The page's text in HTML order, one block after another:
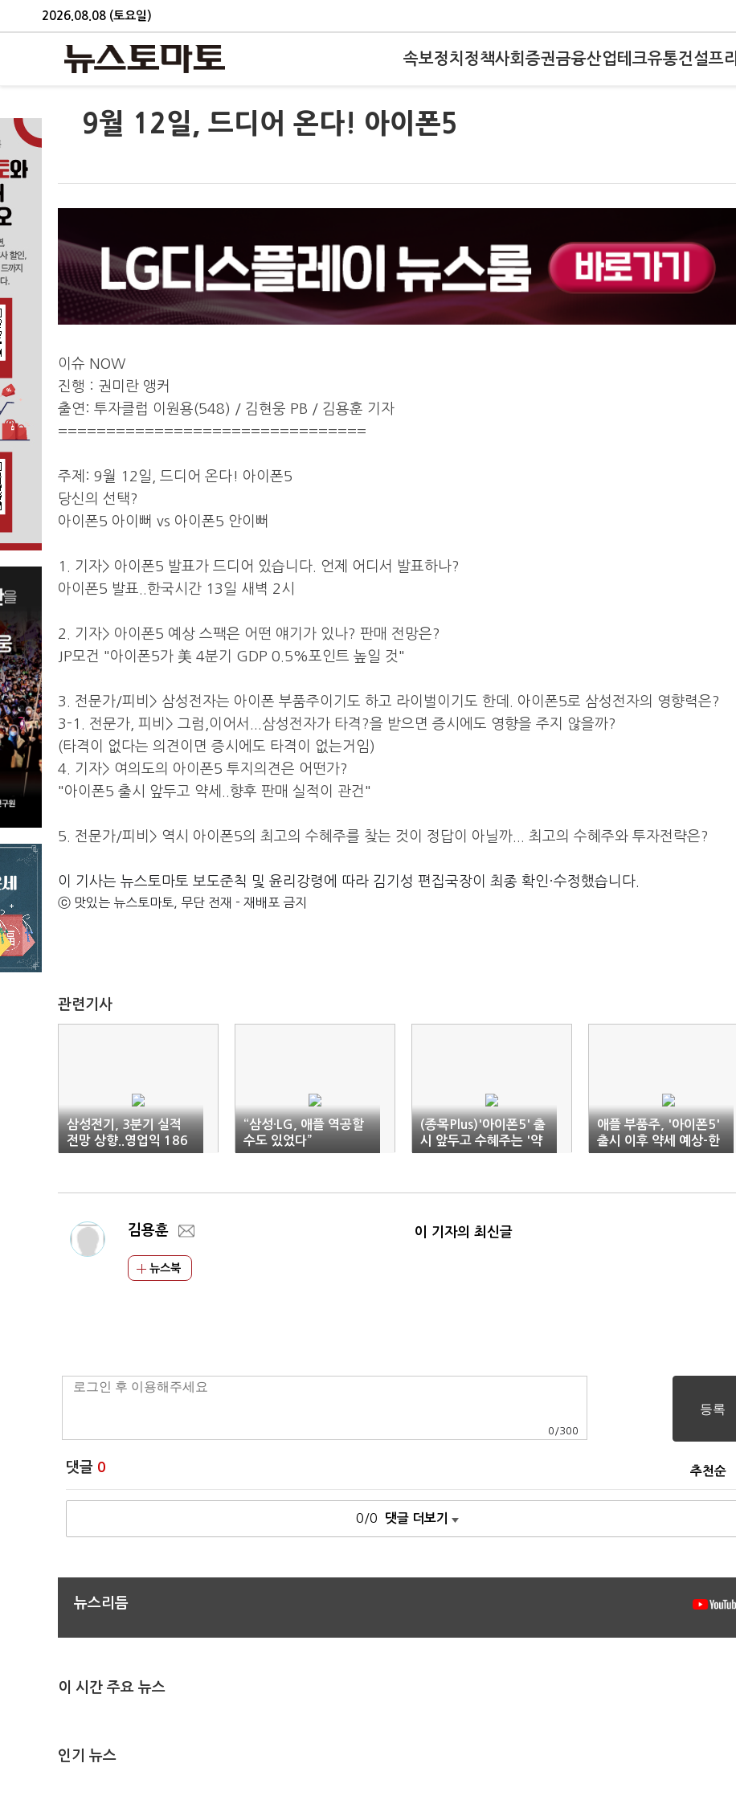
2026.08.08 (토요일)
속보정치 정책사회 증권금융산업테크유통건설프
9월 12일, 드디어 온다! 아이폰5
이슈 NOW
진행 : 권미란 앵커
출연: 투자클럽 이원용(548) / 김현웅 PB / 김용훈 기자
================================
주제: 9월 12일, 드디어 온다! 아이폰5
당신의 선택?
아이폰5 아이뻐 vs 아이폰5 안이뻐
1. 기자> 아이폰5 발표가 드디어 있습니다. 언제 어디서 발표하나?
아이폰5 발표..한국시간 13일 새벽 2시
2. 기자> 아이폰5 예상 스팩은 어떤 얘기가 있나? 판매 전망은?
JP모건 "아이폰5가 美 4분기 GDP 0.5%포인트 높일 것"
3. 전문가/피비> 삼성전자는 아이폰 부품주이기도 하고 라이벌이기도 한데. 아이폰5로 삼성전자의 영향력은?
3-1. 전문가, 피비> 그럼,이어서...삼성전자가 타격?을 받으면 증시에도 영향을 주지 않을까?
(타격이 없다는 의견이면 증시에도 타격이 없는거임)
4. 기자> 여의도의 아이폰5 투지의견은 어떤가?
"아이폰5 출시 앞두고 약세..향후 판매 실적이 관건"
5. 전문가/피비> 역시 아이폰5의 최고의 수혜주를 찾는 것이 정답이 아닐까... 최고의 수혜주와 투자전략은?
이 기사는 뉴스토마토 보도준칙 및 윤리강령에 따라 김기성 편집국장이 최종 확인·수정했습니다.
ⓒ 맛있는 뉴스토마토, 무단 전재 - 재배포 금지
관련기사
삼성전기, 3분기 실적
전망 상향..영업익 186
2억-키움證
“삼성·LG, 애플 역공할
수도 있었다”
(종목Plus)'아이폰5' 출
시 앞두고 수혜주는 '약
세'
애플 부품주, '아이폰5'
출시 이후 약세 예상-한
국證
김용훈
뉴스북
이 기자의 최신글
0 /300
댓글 0 추천순
0/0 댓글 더보기
뉴스리듬
이 시간 주요 뉴스
인기 뉴스